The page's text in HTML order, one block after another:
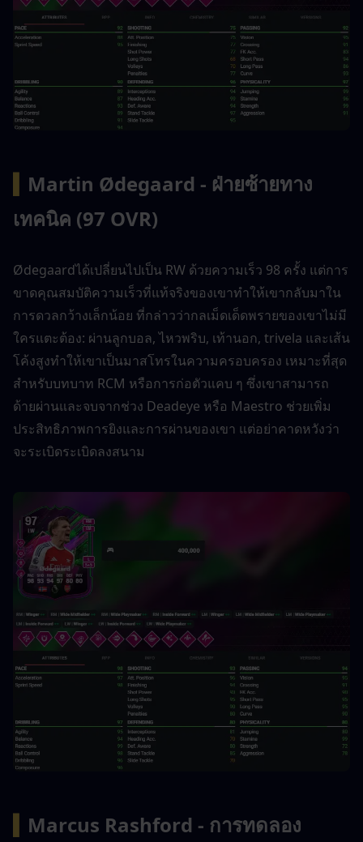
Martin Ødegaard - ฝ่ายซ้ายทาง
เทคนิค (97 OVR)
Ødegaardได้เปลี่ยนไปเป็น RW ด้วยความเร็ว 98 ครั้ง แต่การ
ขาดคุณสมบัติความเร็วที่แท้จริงของเขาทำให้เขากลับมาใน
การดวลกว้างเล็กน้อย ที่กล่าวว่ากลเม็ดเด็ดพรายของเขาไม่มี
ใครแตะต้อง: ผ่านลูกบอล, ไหวพริบ, เท้านอก, trivela และเส้น
โค้งสูงทำให้เขาเป็นมาสโทรในความครอบครอง เหมาะที่สุด
สำหรับบทบาท RCM หรือการก่อตัวแคบ ๆ ซึ่งเขาสามารถ
ด้ายผ่านและจบจากช่วง Deadeye หรือ Maestro ช่วยเพิ่ม
ประสิทธิภาพการยิงและการผ่านของเขา แต่อย่าคาดหวังว่า
จะระเบิดระเบิดลงสนาม
Marcus Rashford - การทดลอง